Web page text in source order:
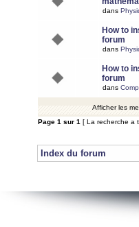
dans
How to
forum
dans
How to
forum
dans
Afficher les
Page 1 sur 1 [ La recherche a
Index du forum